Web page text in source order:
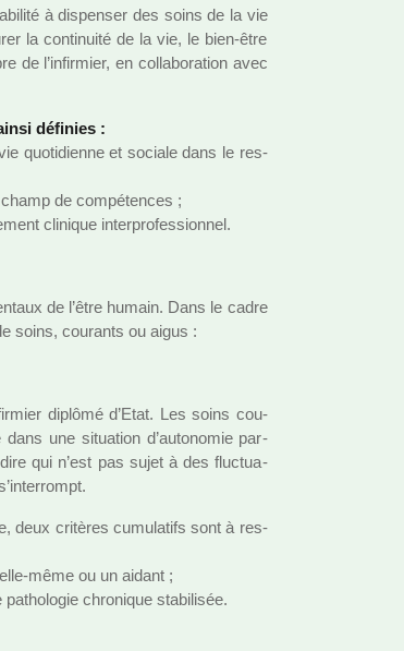
à dis­pen­ser des soins de la vie
la conti­nuité de la vie, le bien-être
de l’infir­mier, en col­la­bo­ra­tion avec
défi­nies :
quo­ti­dienne et sociale dans le res­
de com­pé­ten­ces ;
cli­ni­que inter­pro­fes­sion­nel.
de l’être humain. Dans le cadre
soins, cou­rants ou aigus :
diplômé d’Etat. Les soins cou­
une situa­tion d’auto­no­mie par­
qui n’est pas sujet à des fluc­tua­
deux cri­tè­res cumu­la­tifs sont à res­
même ou un aidant ;
chro­ni­que sta­bi­li­sée.